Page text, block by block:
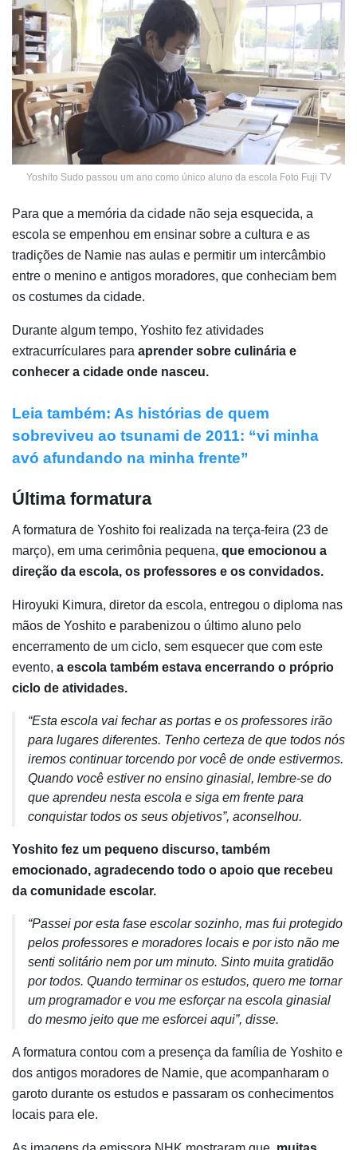
Yoshito Sudo passou um ano como único aluno da escola Foto Fuji TV
Para que a memória da cidade não seja esquecida, a
escola se empenhou em ensinar sobre a cultura e as
tradições de Namie nas aulas e permitir um intercâmbio
entre o menino e antigos moradores, que conheciam bem
os costumes da cidade.
Durante algum tempo, Yoshito fez atividades
extracurrículares para aprender sobre culinária e
conhecer a cidade onde nasceu.
Leia também: As histórias de quem
sobreviveu ao tsunami de 2011: “vi minha
avó afundando na minha frente”
Última formatura
A formatura de Yoshito foi realizada na terça-feira (23 de
março), em uma cerimônia pequena, que emocionou a
direção da escola, os professores e os convidados.
Hiroyuki Kimura, diretor da escola, entregou o diploma nas
mãos de Yoshito e parabenizou o último aluno pelo
encerramento de um ciclo, sem esquecer que com este
evento, a escola também estava encerrando o próprio
ciclo de atividades.
“Esta escola vai fechar as portas e os professores irão
para lugares diferentes. Tenho certeza de que todos nós
iremos continuar torcendo por você de onde estivermos.
Quando você estiver no ensino ginasial, lembre-se do
que aprendeu nesta escola e siga em frente para
conquistar todos os seus objetivos”, aconselhou.
Yoshito fez um pequeno discurso, também
emocionado, agradecendo todo o apoio que recebeu
da comunidade escolar.
“Passei por esta fase escolar sozinho, mas fui protegido
pelos professores e moradores locais e por isto não me
senti solitário nem por um minuto. Sinto muita gratidão
por todos. Quando terminar os estudos, quero me tornar
um programador e vou me esforçar na escola ginasial
do mesmo jeito que me esforcei aqui”, disse.
A formatura contou com a presença da família de Yoshito e
dos antigos moradores de Namie, que acompanharam o
garoto durante os estudos e passaram os conhecimentos
locais para ele.